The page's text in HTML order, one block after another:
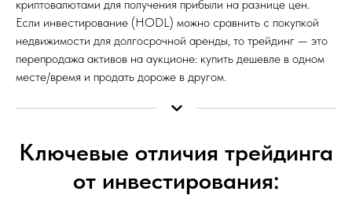
криптовалютами для получения прибыли на разнице цен.
Если инвестирование (HODL) можно сравнить с покупкой
недвижимости для долгосрочной аренды, то трейдинг — это
перепродажа активов на аукционе: купить дешевле в одном
месте/время и продать дороже в другом.
Ключевые отличия трейдинга
от инвестирования: